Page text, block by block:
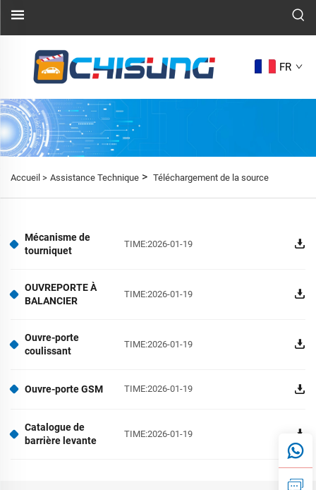
FR
Accueil > Assistance Technique > Téléchargement de la source
Mécanisme de
tourniquet
TIME:2026-01-19
OUVREPORTE À
BALANCIER
TIME:2026-01-19
Ouvre-porte
coulissant
TIME:2026-01-19
Ouvre-porte GSM TIME:2026-01-19
Catalogue de
barrière levante
TIME:2026-01-19